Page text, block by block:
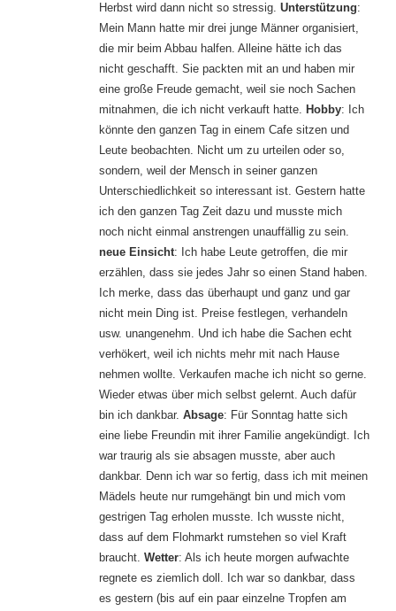
Herbst wird dann nicht so stressig. Unterstützung:
Mein Mann hatte mir drei junge Männer organisiert,
die mir beim Abbau halfen. Alleine hätte ich das
nicht geschafft. Sie packten mit an und haben mir
eine große Freude gemacht, weil sie noch Sachen
mitnahmen, die ich nicht verkauft hatte. Hobby: Ich
könnte den ganzen Tag in einem Cafe sitzen und
Leute beobachten. Nicht um zu urteilen oder so,
sondern, weil der Mensch in seiner ganzen
Unterschiedlichkeit so interessant ist. Gestern hatte
ich den ganzen Tag Zeit dazu und musste mich
noch nicht einmal anstrengen unauffällig zu sein.
neue Einsicht: Ich habe Leute getroffen, die mir
erzählen, dass sie jedes Jahr so einen Stand haben.
Ich merke, dass das überhaupt und ganz und gar
nicht mein Ding ist. Preise festlegen, verhandeln
usw. unangenehm. Und ich habe die Sachen echt
verhökert, weil ich nichts mehr mit nach Hause
nehmen wollte. Verkaufen mache ich nicht so gerne.
Wieder etwas über mich selbst gelernt. Auch dafür
bin ich dankbar. Absage: Für Sonntag hatte sich
eine liebe Freundin mit ihrer Familie angekündigt. Ich
war traurig als sie absagen musste, aber auch
dankbar. Denn ich war so fertig, dass ich mit meinen
Mädels heute nur rumgehängt bin und mich vom
gestrigen Tag erholen musste. Ich wusste nicht,
dass auf dem Flohmarkt rumstehen so viel Kraft
braucht. Wetter: Als ich heute morgen aufwachte
regnete es ziemlich doll. Ich war so dankbar, dass
es gestern (bis auf ein paar einzelne Tropfen am